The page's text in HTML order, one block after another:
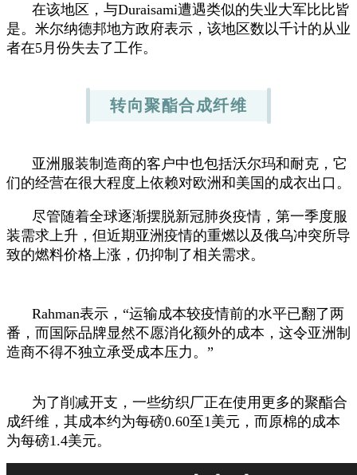
在该地区，与Duraisami遭遇类似的失业大军比比皆
是。米尔纳德邦地方政府表示，该地区数以千计的从业
者在5月份失去了工作。
转向聚酯合成纤维
亚洲服装制造商的客户中也包括沃尔玛和耐克，它
们的经营在很大程度上依赖对欧洲和美国的成衣出口。
尽管随着全球逐渐摆脱新冠肺炎疫情，第一季度服
装需求上升，但近期亚洲疫情的重燃以及俄乌冲突所导
致的燃料价格上涨，仍抑制了相关需求。
Rahman表示，“运输成本较疫情前的水平已翻了两
番，而国际品牌显然不愿消化额外的成本，这令亚洲制
造商不得不独立承受成本压力。”
为了削减开支，一些纺织厂正在使用更多的聚酯合
成纤维，其成本约为每磅0.60至1美元，而原棉的成本
为每磅1.4美元。